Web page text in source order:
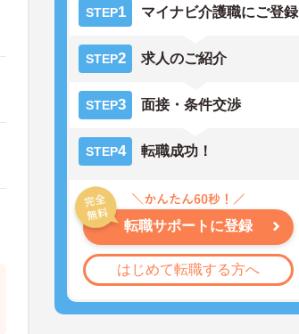
STEP1 マイナビ介護職にご登録
STEP2 求人のご紹介
STEP3 面接・条件交渉
STEP4 転職成功！
転職サポートに登録
はじめて転職する方へ